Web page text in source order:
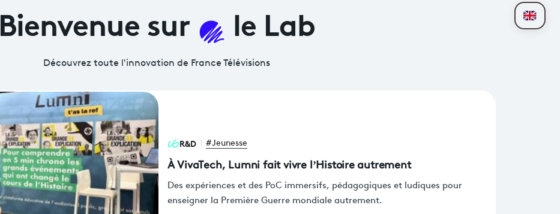
Bienvenuesur le Lab
Découvrez toute l'innovation de France Télévisions
R&D #Jeunesse
À VivaTech, Lumni fait vivre l’Histoire autrement
Des expériences et des PoC immersifs, pédagogiques et ludiques pour
enseigner la Première Guerre mondiale autrement.